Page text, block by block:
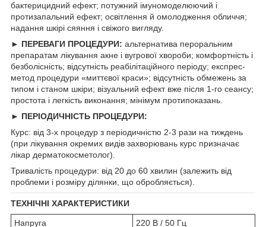
бактерицидний ефект; потужний імуномоделюючий і
протизапальний ефект; освітлення й омолодження обличчя;
надання шкірі сяяння і свіжого вигляду.
► ПЕРЕВАГИ ПРОЦЕДУРИ: альтернатива пероральним
препаратам лікування акне і вугрової хвороби; комфортність і
безболісність; відсутність реабілітаційного періоду; експрес-
метод процедури «миттєвої краси»; відсутність обмежень за
типом і станом шкіри; візуальний ефект вже після 1-го сеансу;
простота і легкість виконання; мінімум протипоказань.
► ПЕРІОДИЧНІСТЬ ПРОЦЕДУРИ:
Курс: від 3-х процедур з періодичністю 2-3 рази на тиждень
(при лікування окремих видів захворювань курс призначає
лікар дерматокосметолог).
Тривалість процедури: від 20 до 60 хвилин (залежить від
проблеми і розміру ділянки, що обробляється).
ТЕХНІЧНІ ХАРАКТЕРИСТИКИ
Напруга 220 В / 50 Гц